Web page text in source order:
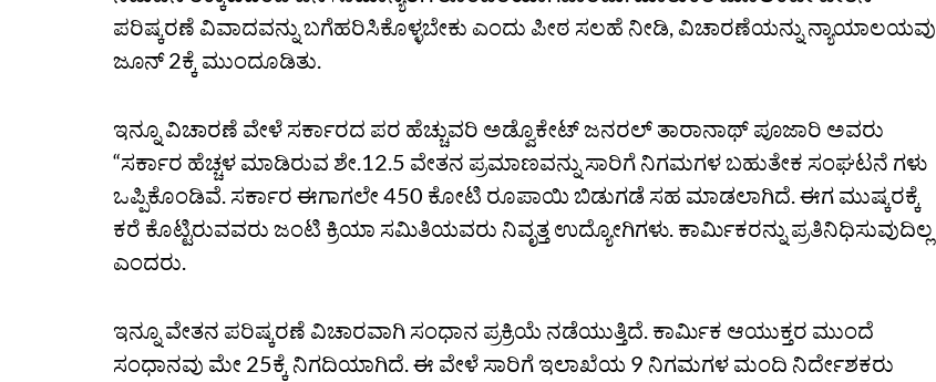
ಪರಿಷ್ಕರಣೆ ವಿವಾದವನ್ನು ಬಗೆಹರಿಸಿಕೊಳ್ಳಬೇಕು ಎಂದು ಪೀಠ ಸಲಹೆ ನೀಡಿ, ವಿಚಾರಣೆಯನ್ನು ನ್ಯಾಯಾಲಯವು
ಜೂನ್ 2ಕ್ಕೆ ಮುಂದೂಡಿತು.
ಇನ್ನೂ ವಿಚಾರಣೆ ವೇಳೆ ಸರ್ಕಾರದ ಪರ ಹೆಚ್ಚುವರಿ ಅಡ್ವೊಕೇಟ್‌ ಜನರಲ್‌ ತಾರಾನಾಥ್ ಪೂಜಾರಿ ಅವರು
“ಸರ್ಕಾರ ಹೆಚ್ಚಳ‌ ಮಾಡಿರುವ ಶೇ.12.5 ವೇತನ ಪ್ರಮಾಣವನ್ನು ಸಾರಿಗೆ ನಿಗಮಗಳ ಬಹುತೇಕ ಸಂಘಟನೆ ಗಳು
ಒಪ್ಪಿಕೊಂಡಿವೆ. ಸರ್ಕಾರ ಈಗಾಗಲೇ 450 ಕೋಟಿ ರೂಪಾಯಿ ಬಿಡುಗಡೆ ಸಹ ಮಾಡಲಾಗಿದೆ. ಈಗ ಮುಷ್ಕರಕ್ಕೆ
ಕರೆ ಕೊಟ್ಟಿರುವವರು ಜಂಟಿ ಕ್ರಿಯಾ ಸಮಿತಿಯವರು‌ ನಿವೃತ್ತ‌ ಉದ್ಯೋಗಿಗಳು. ಕಾರ್ಮಿಕರನ್ನು ಪ್ರತಿನಿಧಿಸುವುದಿಲ್ಲ
ಎಂದರು.
ಇನ್ನೂ ವೇತನ ಪರಿಷ್ಕರಣೆ ವಿಚಾರವಾಗಿ ಸಂಧಾನ ಪ್ರಕ್ರಿಯೆ ನಡೆಯುತ್ತಿದೆ. ಕಾರ್ಮಿಕ ಆಯುಕ್ತರ ಮುಂದೆ
ಸಂಧಾನವು ಮೇ 25ಕ್ಕೆ ನಿಗದಿಯಾಗಿದೆ‌. ಈ ವೇಳೆ ಸಾರಿಗೆ ಇಲಾಖೆಯ 9 ನಿಗಮಗಳ ಮಂದಿ ನಿರ್ದೇಶಕರು